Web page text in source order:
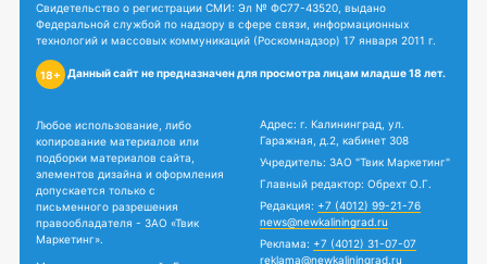
Свидетельство о регистрации СМИ: Эл № ФС77-43520, выдано
Федеральной службой по надзору в сфере связи, информационных
технологий и массовых коммуникаций (Роскомнадзор) 17 января 2011 г.
18+ Данный сайт не предназначен для просмотра лицам младше 18 лет.
Любое использование, либо
копирование материалов или
подборки материалов сайта,
элементов дизайна и оформления
допускается только с
письменного разрешения
правообладателя - ЗАО «Твик
Маркетинг».
Адрес: г. Калининград, ул.
Гаражная, д.2, кабинет 308
Учредитель: ЗАО "Твик Маркетинг"
Главный редактор: Обрехт О.Г.
Редакция: +7 (4012) 99-21-76
news@newkaliningrad.ru
Реклама: +7 (4012) 31-07-07
reklama@newkaliningrad.ru